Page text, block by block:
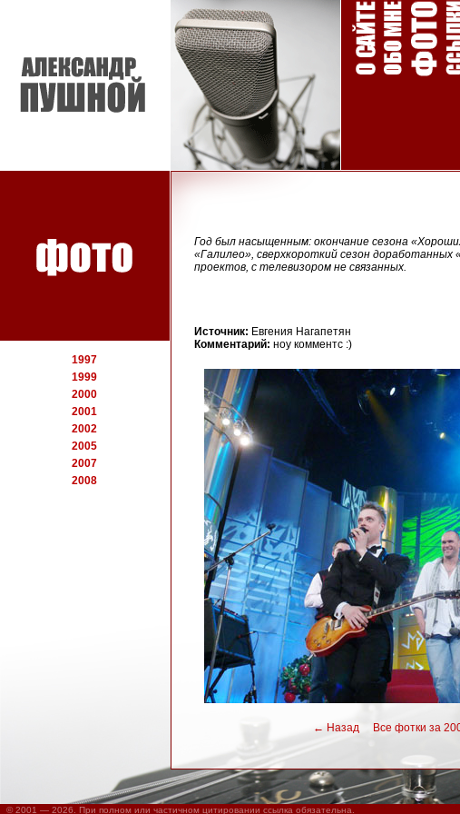
Год был насыщенным: окончание сезона
«Галилео», сверхкороткий сезон
проектов, с телевизором не связанных.
Источник: Евгения Нагапетян
Комментарий: ноу комментс :)
← Назад Все фотки за
1997
1999
2000
2001
2002
2005
2007
2008
© 2001 — 2026. При полном или частичном цитировании ссылка обязательна.